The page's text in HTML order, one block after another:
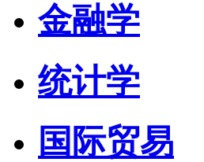
金融学
统计学
国际贸易